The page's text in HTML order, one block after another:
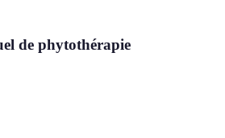
de phytothérapie